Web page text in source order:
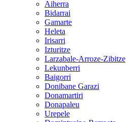
Aiherra
Bidarrai
Gamarte
Heleta
Irisarri
Izturitze
Larzabale-Arroze-Zibitze
Lekunberri
Baigorri
Donibane Garazi
Donamartiri
Donapaleu
Urepele